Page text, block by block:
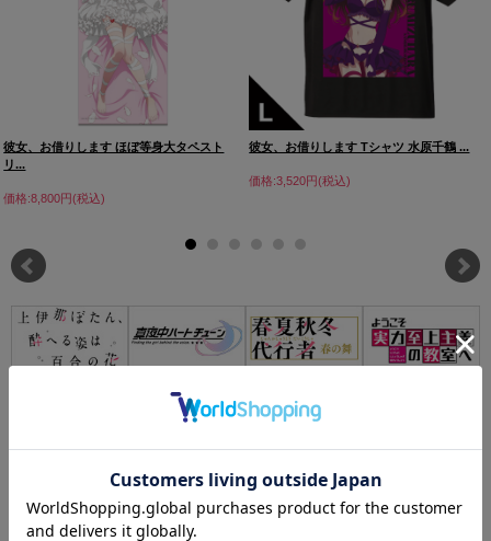
彼女、お借りします ほぼ等身大タペスト
リ...
価格:8,800円(税込)
彼女、お借りします Tシャツ 水原千鶴 ...
価格:3,520円(税込)